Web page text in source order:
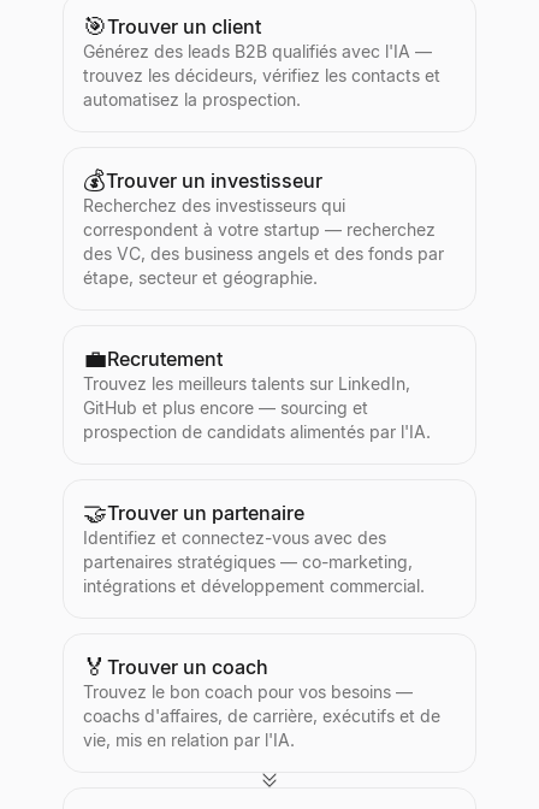
🎯Trouver un client
Générez des leads B2B qualifiés avec l'IA —
trouvez les décideurs, vérifiez les contacts et
automatisez la prospection.
💰Trouver un investisseur
Recherchez des investisseurs qui
correspondent à votre startup — recherchez
des VC, des business angels et des fonds par
étape, secteur et géographie.
💼Recrutement
Trouvez les meilleurs talents sur LinkedIn,
GitHub et plus encore — sourcing et
prospection de candidats alimentés par l'IA.
🤝Trouver un partenaire
Identifiez et connectez-vous avec des
partenaires stratégiques — co-marketing,
intégrations et développement commercial.
🏅 Trouver un coach
Trouvez le bon coach pour vos besoins —
coachs d'affaires, de carrière, exécutifs et de
vie, mis en relation par l'IA.